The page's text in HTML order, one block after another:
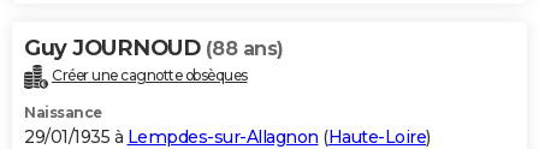
Guy JOURNOUD (88 ans)
Créer une cagnotte obsèques
Naissance
29/01/1935 à Lempdes-sur-Allagnon (Haute-Loire)